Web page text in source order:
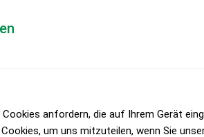
Cookies anfordern, die auf Ihrem Gerät
um uns mitzuteilen, wenn Sie